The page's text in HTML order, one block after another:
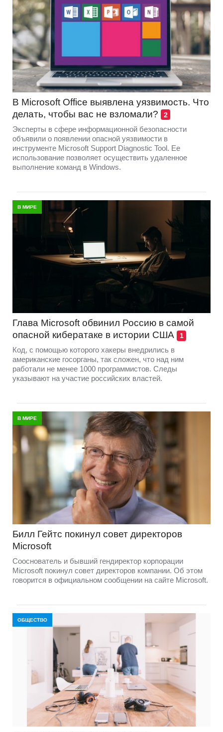
В Microsoft Office выявлена уязвимость. Что
делать, чтобы вас не взломали?
2
Эксперты в сфере информационной безопасности
объявили о появлении опасной уязвимости в
инструменте Microsoft Support Diagnostic Tool. Ее
использование позволяет осуществить удаленное
выполнение команд в Windows.
В МИРЕ
Глава Microsoft обвинил Россию в самой
опасной кибератаке в истории США
1
Код, с помощью которого хакеры внедрились в
американские госорганы, так сложен, что над ним
работали не менее 1000 программистов. Следы
указывают на участие российских властей.
В МИРЕ
Билл Гейтс покинул совет директоров
Microsoft
Сооснователь и бывший гендиректор корпорации
Microsoft покинул совет директоров компании. Об этом
говорится в официальном сообщении на сайте Microsoft.
ОБЩЕСТВО